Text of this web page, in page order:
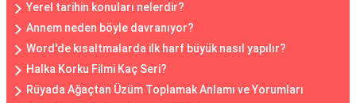
Yerel tarihin konuları nelerdir?
Annem neden böyle davranıyor?
Word'de kısaltmalarda ilk harf büyük nasıl yapılır?
Halka Korku Filmi Kaç Seri?
Rüyada Ağaçtan Üzüm Toplamak Anlamı ve Yorumları